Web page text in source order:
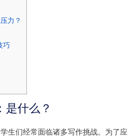
力？
巧
是什么？
生们经常面临诸多写作挑战。为了应